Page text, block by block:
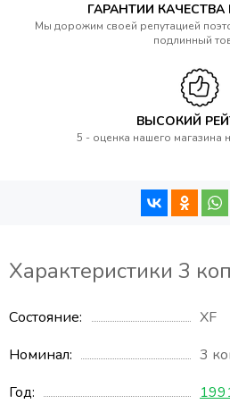
ГАРАНТИИ
Мы дорожим своей репутацией
подлинный
ВЫСОКИЙ
5 - оценка нашего магазина
Характеристики 3
Состояние
XF
Номинал
3
Год